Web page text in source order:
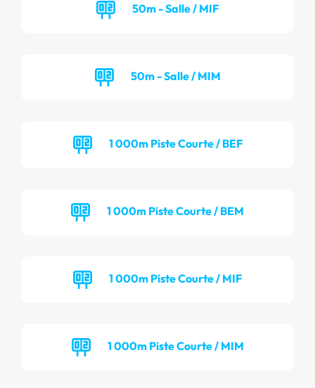
50m - Salle / MIF
50m - Salle / MIM
1 000m Piste Courte / BEF
1 000m Piste Courte / BEM
1 000m Piste Courte / MIF
1 000m Piste Courte / MIM